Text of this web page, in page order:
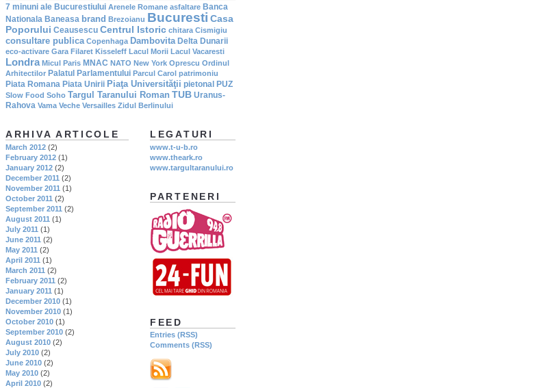
7 minuni ale Bucurestiului Arenele Romane asfaltare Banca
Nationala Baneasa brand Brezoianu Bucuresti Casa
Poporului Ceausescu Centrul Istoric chitara Cismigiu
consultare publica Copenhaga Dambovita Delta Dunarii
eco-activare Gara Filaret Kisseleff Lacul Morii Lacul Vacaresti
Londra Micul Paris MNAC NATO New York Oprescu Ordinul
Arhitectilor Palatul Parlamentului Parcul Carol patrimoniu
Piata Romana Piata Unirii Piaţa Universităţii pietonal PUZ
Slow Food Soho Targul Taranului Roman TUB Uranus-
Rahova Vama Veche Versailles Zidul Berlinului
LEGATURI
www.t-u-b.ro
www.theark.ro
www.targultaranului.ro
PARTENERI
FEED
Entries (RSS)
Comments (RSS)
ARHIVA ARTICOLE
March 2012 (2)
February 2012 (1)
January 2012 (2)
December 2011 (2)
November 2011 (1)
October 2011 (2)
September 2011 (2)
August 2011 (1)
July 2011 (1)
June 2011 (2)
May 2011 (2)
April 2011 (1)
March 2011 (2)
February 2011 (2)
January 2011 (1)
December 2010 (1)
November 2010 (1)
October 2010 (1)
September 2010 (2)
August 2010 (2)
July 2010 (2)
June 2010 (2)
May 2010 (2)
April 2010 (2)